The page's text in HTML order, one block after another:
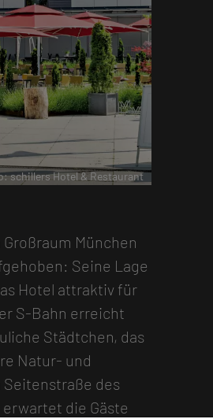
schillers Hotel & Restaurant
München
Seine Lage
Hotel attraktiv für
S-Bahn erreicht
Städtchen, das
Natur- und
des
die Gäste